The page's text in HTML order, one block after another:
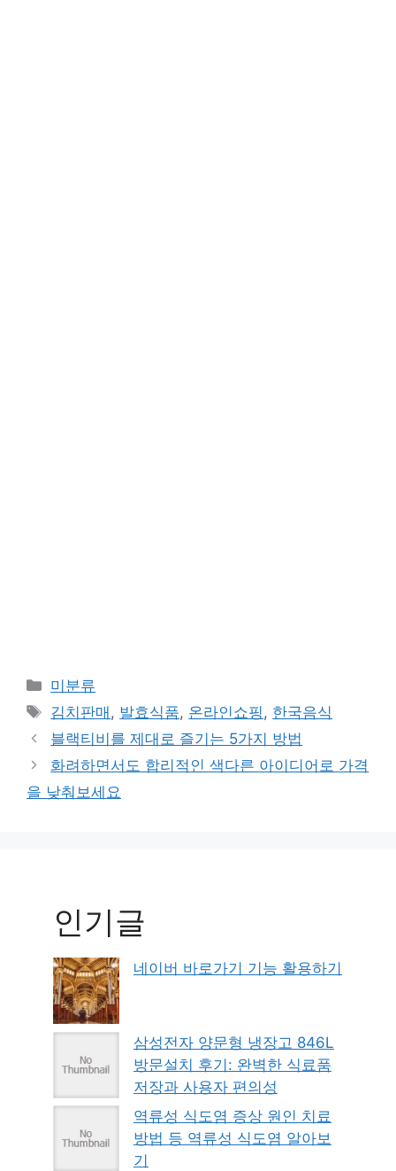
Categories
미분류
Tags
김치판매 , 발효식품, 온라인쇼핑, 한국음식
블랙티비를 제대로 즐기는 5가지 방법
화려하면서도 합리적인 색다른 아이디어로 가격
을 낮춰보세요
인기글
네이버 바로가기 기능 활용하기
삼성전자 양문형 냉장고 846L
방문설치 후기: 완벽한 식료품
저장과 사용자 편의성
역류성 식도염 증상 원인 치료
방법 등 역류성 식도염 알아보
기